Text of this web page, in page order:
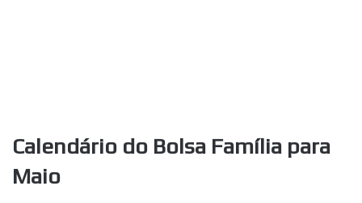
Calendário do Bolsa Família para
Maio